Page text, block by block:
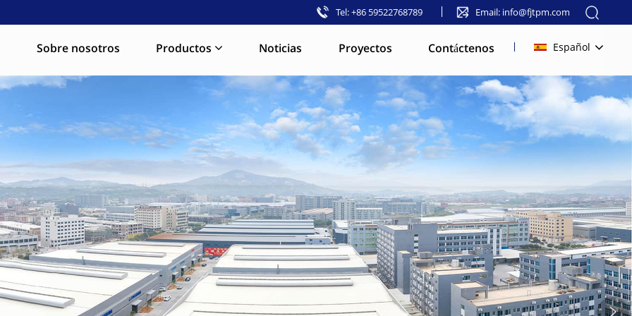
Tel: +86 59522768789 Email: info@fjtpm.com
Sobre nosotros Productos Noticias Proyectos Contáctenos Español
English
français
русский
español
العربية